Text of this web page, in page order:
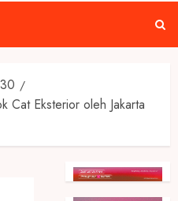
30
Cat Eksterior oleh Jakarta